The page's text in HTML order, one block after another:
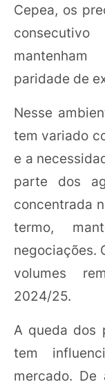
Cepea, os
paridade de
Nesse
tem variado
e a
parte dos
concentrada
termo,
negociações.
volumes
2024/25.
A queda dos
tem
mercado. De